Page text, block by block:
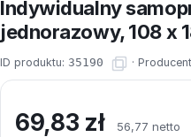
Indywidualny
jednorazowy, 108 x
ID produktu: 35190 ·
69,83 zł 56,77 netto